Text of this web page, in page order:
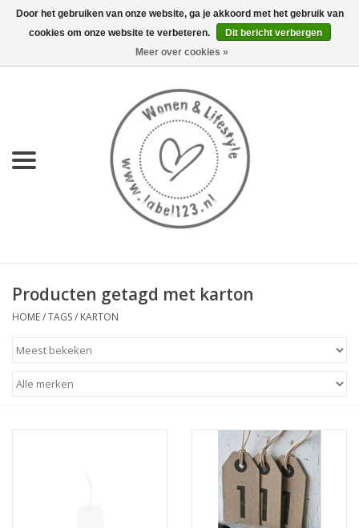
0 Artikelen - €0,00
KEUKEN
LIFESTYLE
MEUBELS
STATIONARY
Producten getagd met karton
HOME/TAGS/ KARTON
Door het gebruiken van onze website, ga je akkoord met het gebruik van
cookies om onze website te verbeteren.
Dit bericht verbergen
Meer over cookies »